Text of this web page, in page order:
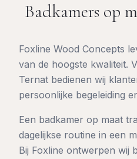
Badkamers op
Foxline Wood Concepts
van de hoogste kwaliteit.
Ternat bedienen wij
persoonlijke begeleiding
Een badkamer op maat
dagelijkse routine in een
Bij Foxline ontwerpen wij